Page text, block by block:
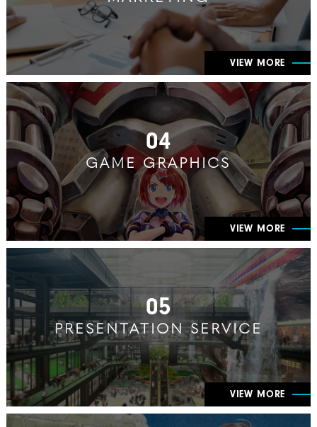
VIEW MORE
04
GAME GRAPHICS
VIEW MORE
05
PRESENTATION SERVICE
VIEW MORE